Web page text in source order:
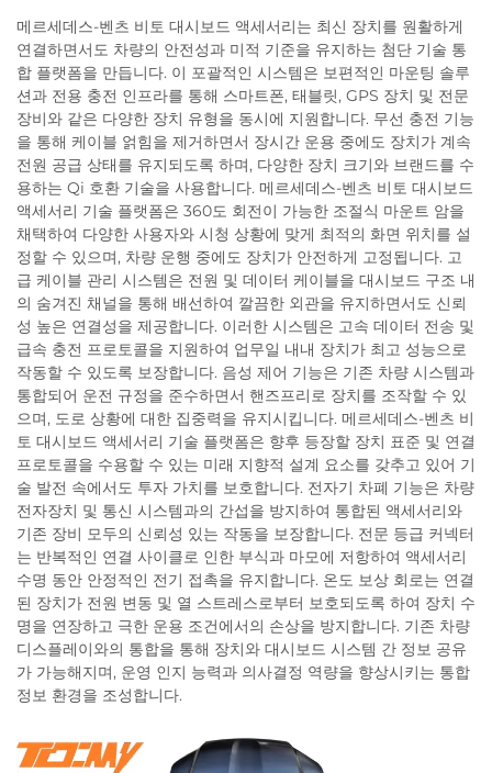
메르세데스-벤츠 비토 대시보드 액세서리는 최신 장치를 원활하게
연결하면서도 차량의 안전성과 미적 기준을 유지하는 첨단 기술 통
합 플랫폼을 만듭니다. 이 포괄적인 시스템은 보편적인 마운팅 솔루
션과 전용 충전 인프라를 통해 스마트폰, 태블릿, GPS 장치 및 전문
장비와 같은 다양한 장치 유형을 동시에 지원합니다. 무선 충전 기능
을 통해 케이블 얽힘을 제거하면서 장시간 운용 중에도 장치가 계속
전원 공급 상태를 유지되도록 하며, 다양한 장치 크기와 브랜드를 수
용하는 Qi 호환 기술을 사용합니다. 메르세데스-벤츠 비토 대시보드
액세서리 기술 플랫폼은 360도 회전이 가능한 조절식 마운트 암을
채택하여 다양한 사용자와 시청 상황에 맞게 최적의 화면 위치를 설
정할 수 있으며, 차량 운행 중에도 장치가 안전하게 고정됩니다. 고
급 케이블 관리 시스템은 전원 및 데이터 케이블을 대시보드 구조 내
의 숨겨진 채널을 통해 배선하여 깔끔한 외관을 유지하면서도 신뢰
성 높은 연결성을 제공합니다. 이러한 시스템은 고속 데이터 전송 및
급속 충전 프로토콜을 지원하여 업무일 내내 장치가 최고 성능으로
작동할 수 있도록 보장합니다. 음성 제어 기능은 기존 차량 시스템과
통합되어 운전 규정을 준수하면서 핸즈프리로 장치를 조작할 수 있
으며, 도로 상황에 대한 집중력을 유지시킵니다. 메르세데스-벤츠 비
토 대시보드 액세서리 기술 플랫폼은 향후 등장할 장치 표준 및 연결
프로토콜을 수용할 수 있는 미래 지향적 설계 요소를 갖추고 있어 기
술 발전 속에서도 투자 가치를 보호합니다. 전자기 차폐 기능은 차량
전자장치 및 통신 시스템과의 간섭을 방지하여 통합된 액세서리와
기존 장비 모두의 신뢰성 있는 작동을 보장합니다. 전문 등급 커넥터
는 반복적인 연결 사이클로 인한 부식과 마모에 저항하여 액세서리
수명 동안 안정적인 전기 접촉을 유지합니다. 온도 보상 회로는 연결
된 장치가 전원 변동 및 열 스트레스로부터 보호되도록 하여 장치 수
명을 연장하고 극한 운용 조건에서의 손상을 방지합니다. 기존 차량
디스플레이와의 통합을 통해 장치와 대시보드 시스템 간 정보 공유
가 가능해지며, 운영 인지 능력과 의사결정 역량을 향상시키는 통합
정보 환경을 조성합니다.